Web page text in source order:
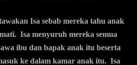
Isa sebab mereka tahu anak
Isa menyuruh mereka semua
ibu dan bapak anak itu beserta
ke dalam kamar anak itu. Isa